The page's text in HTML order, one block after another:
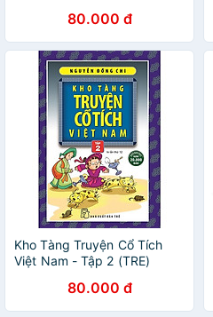
80.000 đ
Kho Tàng Truyện Cổ Tích
Việt Nam - Tập 2 (TRE)
80.000 đ